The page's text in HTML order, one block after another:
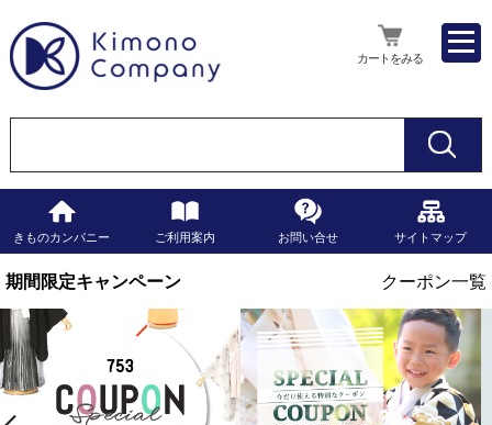
カートをみる
きものカンパニー ご利用案内 お問い合せ サイトマップ